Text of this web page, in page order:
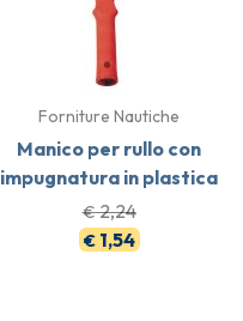
Forniture Nautiche
Manico per rullo con
impugnatura in plastica
€2,24
€1,54